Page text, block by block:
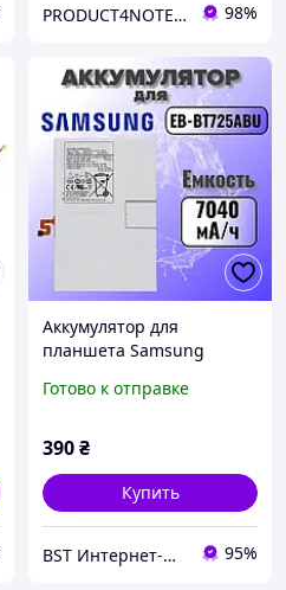
PRODUCT4NOTEBOOK (Запчастини для ноутбуків) 98%
Аккумулятор для
планшета Samsung
EB-BT725ABU BST
Готово к отправке
390₴
Купить
BST Интернет-магазин 95%